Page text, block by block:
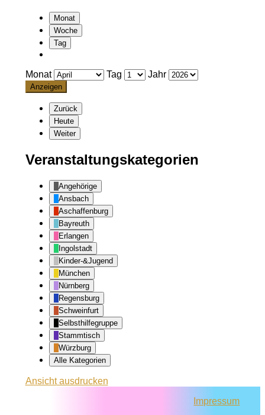
Monat
Woche
Tag
Monat Tag Jahr
Zurück
Heute
Weiter
Veranstaltungskategorien
Angehörige
Ansbach
Aschaffenburg
Bayreuth
Erlangen
Ingolstadt
Kinder-&Jugend
München
Nürnberg
Regensburg
Schweinfurt
Selbsthilfegruppe
Stammtisch
Würzburg
Alle Kategorien
Ansichtausdrucken
Impressum